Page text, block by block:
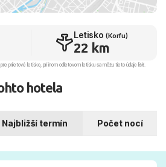
Letisko (Korfu)
22 km
príletové letisko, pri inom odletovom letisku sa môžu tieto údaje líšiť.
hotela
Najbližší termín Počet nocí